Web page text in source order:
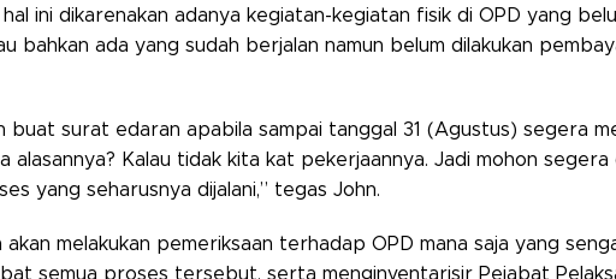
hal ini dikarenakan adanya kegiatan-kegiatan fisik di OPD yang
bahkan ada yang sudah berjalan namun belum dilakukan
buat surat edaran apabila sampai tanggal 31 (Agustus) segera
alasannya? Kalau tidak kita kat pekerjaannya. Jadi mohon segera
yang seharusnya dijalani,” tegas John.
akan melakukan pemeriksaan terhadap OPD mana saja yang
semua proses tersebut, serta menginventarisir Pejabat